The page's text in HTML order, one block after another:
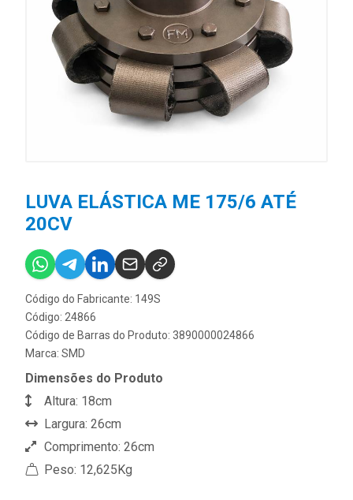
LUVA ELÁSTICA ME 175/6 ATÉ
20CV
Código do Fabricante: 149S
Código: 24866
Código de Barras do Produto: 3890000024866
Marca: SMD
Dimensões do Produto
Altura: 18cm
Largura: 26cm
Comprimento: 26cm
Peso: 12,625Kg